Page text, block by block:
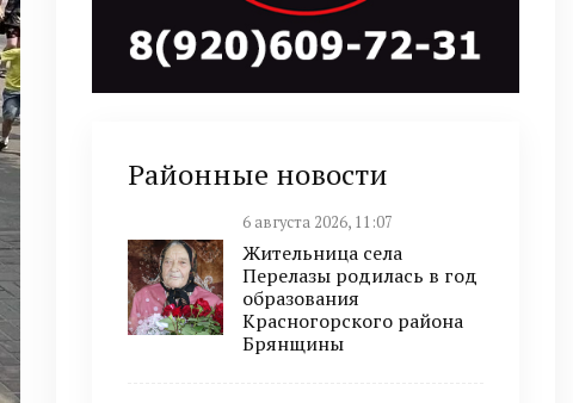
Районные новости
6 августа 2026, 11:07
Жительница села
Перелазы родилась в год
образования
Красногорского района
Брянщины